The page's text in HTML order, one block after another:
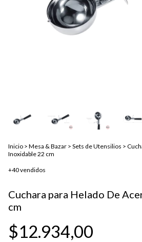
Inicio > Mesa & Bazar > Sets de Utensilios >
Inoxidable 22 cm
+40 vendidos
Cuchara para Helado De
cm
$12.934,00